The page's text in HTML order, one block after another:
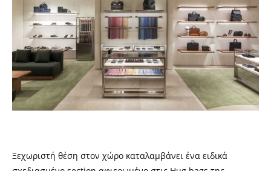
Ξεχωριστή θέση στον χώρο καταλαμβάνει ένα ειδικά